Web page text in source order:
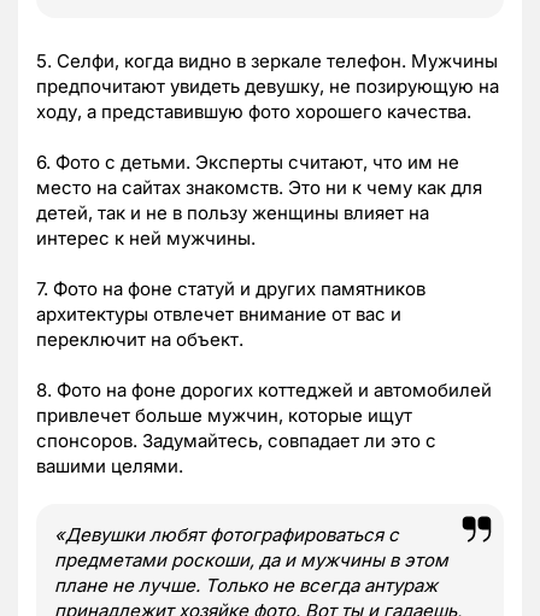
5. Селфи, когда видно в зеркале телефон. Мужчины
предпочитают увидеть девушку, не позирующую на
ходу, а представившую фото хорошего качества.
6. Фото с детьми. Эксперты считают, что им не
место на сайтах знакомств. Это ни к чему как для
детей, так и не в пользу женщины влияет на
интерес к ней мужчины.
7. Фото на фоне статуй и других памятников
архитектуры отвлечет внимание от вас и
переключит на объект.
8. Фото на фоне дорогих коттеджей и автомобилей
привлечет больше мужчин, которые ищут
спонсоров. Задумайтесь, совпадает ли это с
вашими целями.
«Девушки любят фотографироваться с
предметами роскоши, да и мужчины в этом
плане не лучше. Только не всегда антураж
принадлежит хозяйке фото. Вот ты и гадаешь,